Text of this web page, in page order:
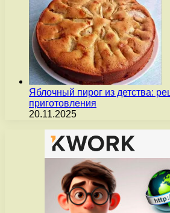
Яблочный пирог из детства:
приготовления
20.11.2025